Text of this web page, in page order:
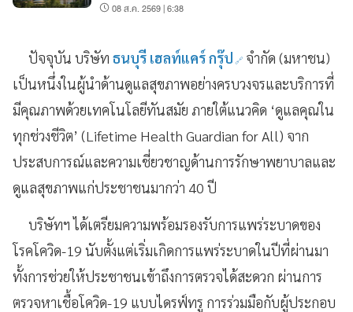
08 ส.ค. 2569 | 6:38
ปัจจุบัน บริษัท ธนบุรี เฮลท์แคร์ กรุ๊ป จำกัด (มหาชน)
เป็นหนึ่งในผู้นำด้านดูแลสุขภาพอย่างครบวงจรและบริการที่
มีคุณภาพด้วยเทคโนโลยีทันสมัย ภายใต้แนวคิด ‘ดูแลคุณใน
ทุกช่วงชีวิต’ (Lifetime Health Guardian for All) จาก
ประสบการณ์และความเชี่ยวชาญด้านการรักษาพยาบาลและ
ดูแลสุขภาพแก่ประชาชนมากว่า 40 ปี
บริษัทฯ ได้เตรียมความพร้อมรองรับการแพร่ระบาดของ
โรคโควิด-19 นับตั้งแต่เริ่มเกิดการแพร่ระบาดในปีที่ผ่านมา
ทั้งการช่วยให้ประชาชนเข้าถึงการตรวจได้สะดวก ผ่านการ
ตรวจหาเชื้อโควิด-19 แบบไดรฟ์ทรู การร่วมมือกับผู้ประกอบ